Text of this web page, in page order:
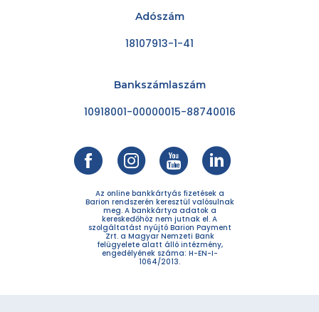
Adószám
18107913-1-41
Bankszámlaszám
10918001-00000015-88740016
Az online bankkártyás fizetések a
Barion rendszerén keresztül valósulnak
meg. A bankkártya adatok a
kereskedőhöz nem jutnak el. A
szolgáltatást nyújtó Barion Payment
Zrt. a Magyar Nemzeti Bank
felügyelete alatt álló intézmény,
engedélyének száma: H-EN-I-
1064/2013.